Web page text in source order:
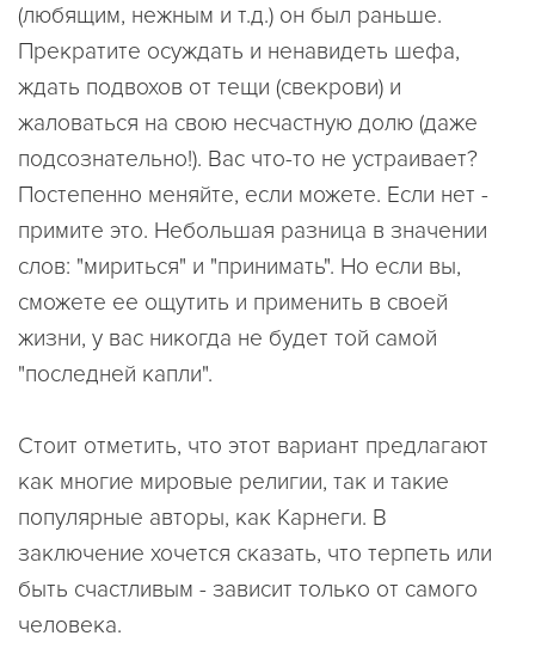
(любящим, нежным и т.д.) он был раньше.
Прекратите осуждать и ненавидеть шефа,
ждать подвохов от тещи (свекрови) и
жаловаться на свою несчастную долю (даже
подсознательно!). Вас что-то не устраивает?
Постепенно меняйте, если можете. Если нет -
примите это. Небольшая разница в значении
слов: "мириться" и "принимать". Но если вы,
сможете ее ощутить и применить в своей
жизни, у вас никогда не будет той самой
"последней капли".
Стоит отметить, что этот вариант предлагают
как многие мировые религии, так и такие
популярные авторы, как Карнеги. В
заключение хочется сказать, что терпеть или
быть счастливым - зависит только от самого
человека.